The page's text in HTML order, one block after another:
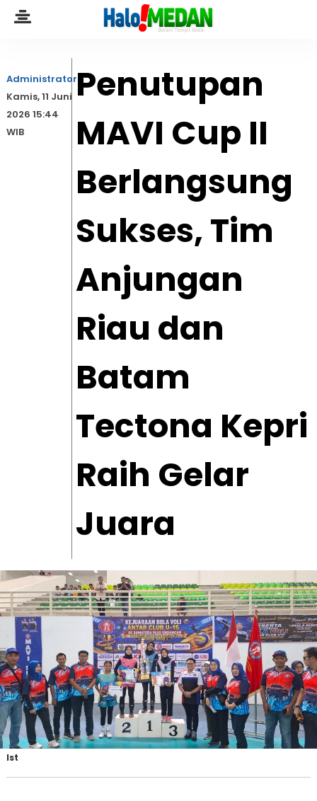
Penutupan
MAVI Cup II
Berlangsung
Sukses, Tim
Anjungan
Riau dan
Batam
Tectona Kepri
Raih Gelar
Juara
Administrator
Kamis, 11 Juni
2026 15:44
WIB
Ist